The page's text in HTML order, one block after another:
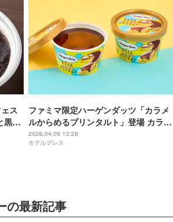
ス
黒の
レ
ファミマ限定ハーゲンダッツ「カラメ
ルからめるプリンタルト」登場 カラメ
ルソースが引き立つプリンタルトを表
現
2026.04.09 13:28
モデルプレス
の最新記事